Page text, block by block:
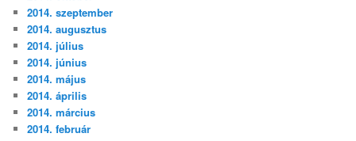
2014. szeptember
2014. augusztus
2014. július
2014. június
2014. május
2014. április
2014. március
2014. február